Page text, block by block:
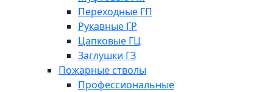
Переходные ГП
Рукавные ГР
Цапковые ГЦ
Заглушки ГЗ
Пожарные стволы
Профессиональные